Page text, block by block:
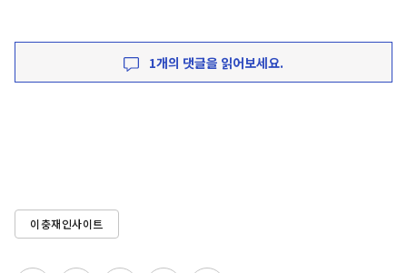
1개의 댓글을 읽어보세요.
이충재인사이트